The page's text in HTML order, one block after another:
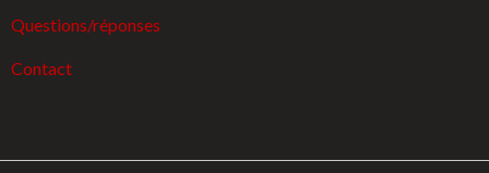
Questions/réponses
Contact